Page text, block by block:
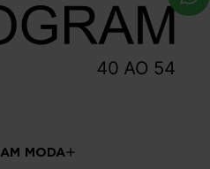
MODA